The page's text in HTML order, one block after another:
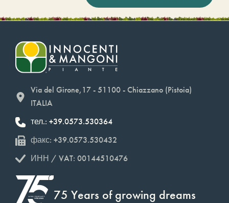
Via del Girone,17 - 51100 - Chiazzano (Pistoia)
ITALIA
тел.: +39.0573.530364
факс: +39.0573.530432
ИНН / VAT: 00144510476
75 Years of growing dreams